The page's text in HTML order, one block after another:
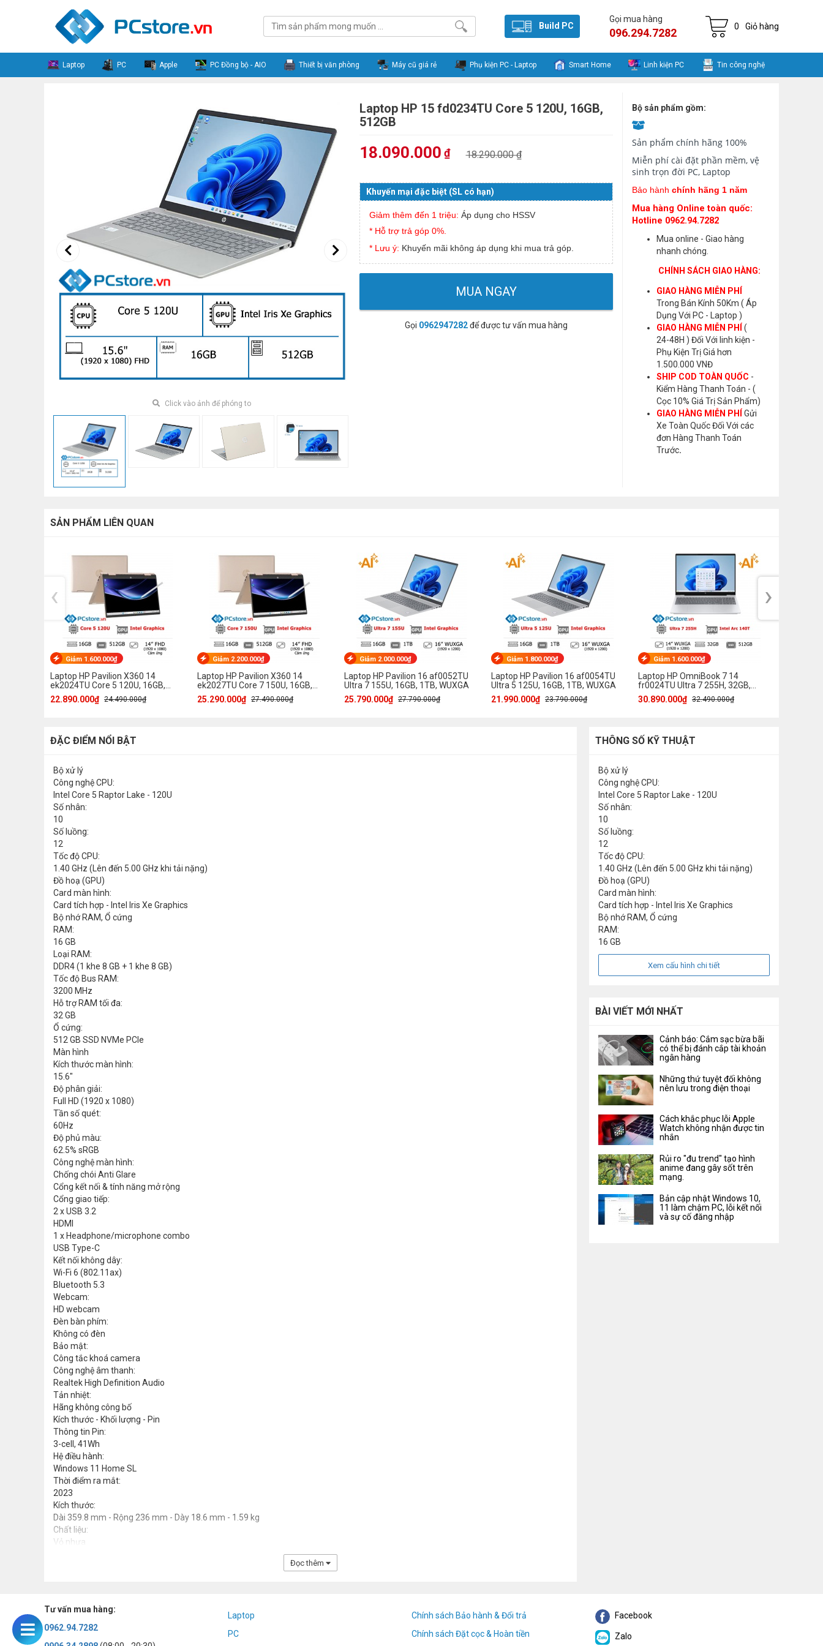
Build PC
Gọi mua hàng
096.294.7282 0 Giỏ hàng
Laptop PC Apple PC Đồng bộ - AIO Thiết bị văn phòng Máy cũ giá rẻ Phụ kiện PC - Laptop Smart Home Linh kiện PC Tin công nghệ
Click vào ảnh để phóng to
Laptop HP 15 fd0234TU Core 5 120U, 16GB,
512GB
18.090.000 ₫ 18.290.000 ₫
Khuyến mại đặc biệt (SL có hạn)
Giảm thêm đến 1 triệu: Áp dụng cho HSSV
* Hỗ trợ trả góp 0%.
* Lưu ý: Khuyến mãi không áp dụng khi mua trả góp.
MUA NGAY
Gọi 0962947282để được tư vấn mua hàng
Bộ sản phẩm gồm:
Sản phẩm chính hãng 100%
Miễn phí cài đặt phần mềm, vệ
sinh trọn đời PC, Laptop
Bảo hành chính hãng 1 năm
Mua hàng Online toàn quốc:
Hotline 0962.94.7282
Mua online - Giao hàng
nhanh chóng.
CHÍNH SÁCH GIAO HÀNG:
GIAO HÀNG MIỄN PHÍ
Trong Bán Kính 50Km ( Áp
Dụng Với PC - Laptop )
GIAO HÀNG MIỄN PHÍ
(
24-48H ) Đối Với linh kiện -
Phụ Kiện Trị Giá hơn
1.500.000 VNĐ
SHIP COD TOÀN QUỐC -
Kiểm Hàng Thanh Toán - (
Cọc 10% Giá Trị Sản Phẩm)
GIAO HÀNG MIỄN PHÍ
Gửi
Xe Toàn Quốc Đối Với các
đơn Hàng Thanh Toán
Trước.
SẢN PHẨM LIÊN QUAN
Giảm 1.600.000₫
Laptop HP Pavilion X360 14
ek2024TU Core 5 120U, 16GB,
512GB, Full HD, Cảm ứng
22.890.000₫ 24.490.000₫
Giảm 2.200.000₫
Laptop HP Pavilion X360 14
ek2027TU Core 7 150U, 16GB,
512GB, Full HD, Cảm ứng
25.290.000₫ 27.490.000₫
Giảm 2.000.000₫
Laptop HP Pavilion 16 af0052TU
Ultra 7 155U, 16GB, 1TB, WUXGA
25.790.000₫ 27.790.000₫
Giảm 1.800.000₫
Laptop HP Pavilion 16 af0054TU
Ultra 5 125U, 16GB, 1TB, WUXGA
21.990.000₫ 23.790.000₫
Giảm 1.600.000₫
Laptop HP OmniBook 7 14
fr0024TU Ultra 7 255H, 32GB,
512GB, WUXGA
30.890.000₫ 32.490.000₫
‹ ›
ĐẶC ĐIỂM NỔI BẬT
Bộ xử lý
Công nghệ CPU:
Intel Core 5 Raptor Lake - 120U
Số nhân:
10
Số luồng:
12
Tốc độ CPU:
1.40 GHz (Lên đến 5.00 GHz khi tải nặng)
Đồ hoạ (GPU)
Card màn hình:
Card tích hợp - Intel Iris Xe Graphics
Bộ nhớ RAM, Ổ cứng
RAM:
16 GB
Loại RAM:
DDR4 (1 khe 8 GB + 1 khe 8 GB)
Tốc độ Bus RAM:
3200 MHz
Hỗ trợ RAM tối đa:
32 GB
Ổ cứng:
512 GB SSD NVMe PCIe
Màn hình
Kích thước màn hình:
15.6"
Độ phân giải:
Full HD (1920 x 1080)
Tần số quét:
60Hz
Độ phủ màu:
62.5% sRGB
Công nghệ màn hình:
Chống chói Anti Glare
Cổng kết nối & tính năng mở rộng
Cổng giao tiếp:
2 x USB 3.2
HDMI
1 x Headphone/microphone combo
USB Type-C
Kết nối không dây:
Wi-Fi 6 (802.11ax)
Bluetooth 5.3
Webcam:
HD webcam
Đèn bàn phím:
Không có đèn
Bảo mật:
Công tắc khoá camera
Công nghệ âm thanh:
Realtek High Definition Audio
Tản nhiệt:
Hãng không công bố
Kích thước - Khối lượng - Pin
Thông tin Pin:
3-cell, 41Wh
Hệ điều hành:
Windows 11 Home SL
Thời điểm ra mắt:
2023
Kích thước:
Dài 359.8 mm - Rộng 236 mm - Dày 18.6 mm - 1.59 kg
Chất liệu:
Vỏ nhựa
Đọc thêm
THÔNG SỐ KỸ THUẬT
Bộ xử lý
Công nghệ CPU:
Intel Core 5 Raptor Lake - 120U
Số nhân:
10
Số luồng:
12
Tốc độ CPU:
1.40 GHz (Lên đến 5.00 GHz khi tải nặng)
Đồ hoạ (GPU)
Card màn hình:
Card tích hợp - Intel Iris Xe Graphics
Bộ nhớ RAM, Ổ cứng
RAM:
16 GB
Xem cấu hình chi tiết
BÀI VIẾT MỚI NHẤT
Cảnh báo: Cắm sạc bừa bãi
có thể bị đánh cắp tài khoản
ngân hàng
Những thứ tuyệt đối không
nên lưu trong điện thoại
Cách khắc phục lỗi Apple
Watch không nhận được tin
nhắn
Rủi ro "đu trend" tạo hình
anime đang gây sốt trên
mạng.
Bản cập nhật Windows 10,
11 làm chậm PC, lỗi kết nối
và sự cố đăng nhập
Tư vấn mua hàng:
0962.94.7282
Laptop
PC
Chính sách Bảo hành & Đổi trả
Chính sách Đặt cọc & Hoàn tiền
Facebook
Zalo